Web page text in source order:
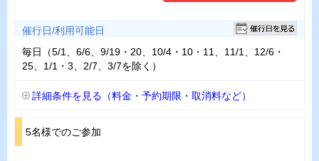
催行日/利用可能日
毎日（5/1、6/6、9/19・20、10/4・10・11、11/1、12/6・
25、1/1・3、2/7、3/7を除く）
詳細条件を見る（料金・予約期限・取消料など）
5名様でのご参加